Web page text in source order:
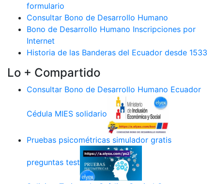
formulario
Consultar Bono de Desarrollo Humano
Bono de Desarrollo Humano Inscripciones por
Internet
Historia de las Banderas del Ecuador desde 1533
Lo + Compartido
Consultar Bono de Desarrollo Humano Ecuador
Cédula MIES solidario
Pruebas psicométricas simulador gratis
preguntas test